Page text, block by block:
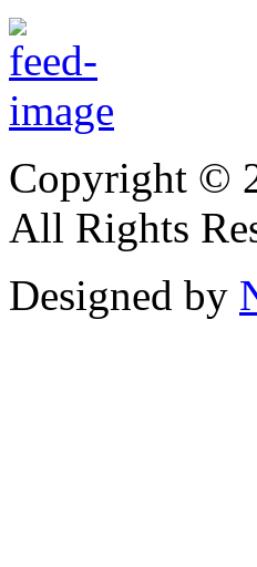
Copyright ©
All Rights
Designed by